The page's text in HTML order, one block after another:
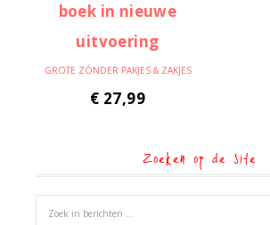
GROTE ZÓNDER PAKJES & ZAKJES
€ 27,99
Zoeken op de site